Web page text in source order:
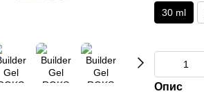
30 ml
Опис